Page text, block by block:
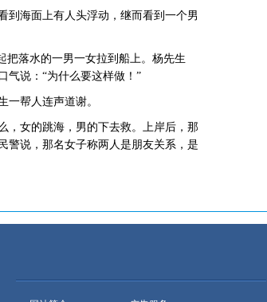
到海面上有人头浮动，继而看到一个男
把落水的一男一女拉到船上。杨先生
气说：“为什么要这样做！”
一帮人连声道谢。
，女的跳海，男的下去救。上岸后，那
警说，那名女子称两人是朋友关系，是